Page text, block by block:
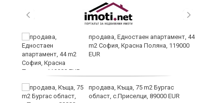
продава, Едностаен апартамент, 44
m2 София, Красна Поляна, 119000
EUR
продава, Къща, 75 m2 Бургас
област, с.Приселци, 89000 EUR